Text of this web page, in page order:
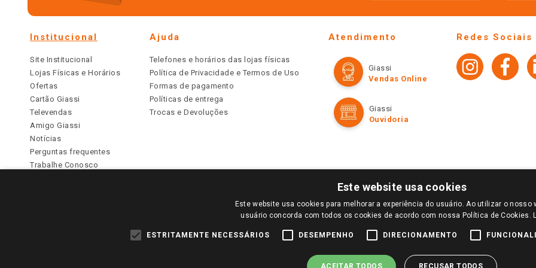
Institucional
Site Institucional
Lojas Físicas e Horários
Ofertas
Cartão Giassi
Televendas
Amigo Giassi
Notícias
Perguntas frequentes
Trabalhe Conosco
Ajuda
Telefones e horários das lojas físicas
Política de Privacidade e Termos de Uso
Formas de pagamento
Políticas de entrega
Trocas e Devoluções
Atendimento
Giassi
Vendas Online
Giassi
Ouvidoria
Redes Sociais
PARA VER OS PREÇOS DA SUA REGIÃO, FAÇA LOGIN E SELECIONE A LOJA DE SUA PREFERÊNCIA. SOMENTE APÓS O LOGIN, OS PREÇOS
TODOS OS PREÇOS E CONDIÇÕES COMERCIAIS DESTE SITE SÃO VÁLIDOS APENAS PARA COMPRAS REALIZADAS NO GIASSI.COM.BR E NA LOJA
DE BUSCAS.
Este website usa cookies
Este website usa cookies para melhorar a experiência do usuário. Ao utilizar o nosso
usuário concorda com todos os cookies de acordo com nossa Política de Cookies.
ESTRITAMENTE NECESSÁRIOS DESEMPENHO DIRECIONAMENTO
ACEITAR TODOS RECUSAR TODOS